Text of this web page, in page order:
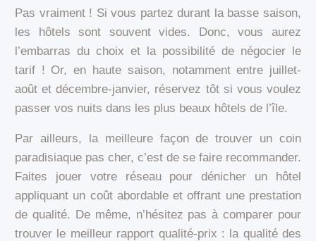
Pas vraiment ! Si vous partez durant la basse saison,
les hôtels sont souvent vides. Donc, vous aurez
l’embarras du choix et la possibilité de négocier le
tarif ! Or, en haute saison, notamment entre juillet-
août et décembre-janvier, réservez tôt si vous voulez
passer vos nuits dans les plus beaux hôtels de l’île.
Par ailleurs, la meilleure façon de trouver un coin
paradisiaque pas cher, c’est de se faire recommander.
Faites jouer votre réseau pour dénicher un hôtel
appliquant un coût abordable et offrant une prestation
de qualité. De même, n’hésitez pas à comparer pour
trouver le meilleur rapport qualité-prix : la qualité des